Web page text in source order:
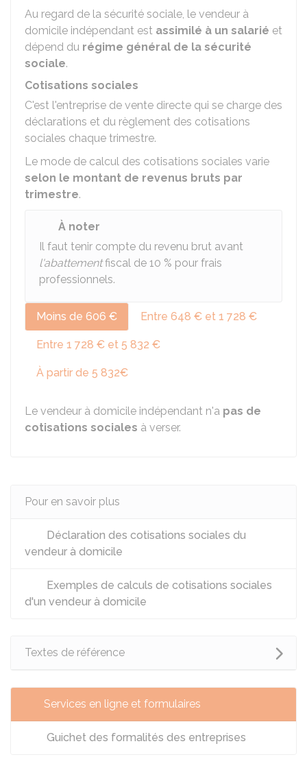
Au regard de la sécurité sociale, le vendeur à
domicile indépendant est assimilé à un salarié et
dépend du régime général de la sécurité
sociale.
Cotisations sociales
C'est l'entreprise de vente directe qui se charge des
déclarations et du règlement des cotisations
sociales chaque trimestre.
Le mode de calcul des cotisations sociales varie
selon le montant de revenus bruts par
trimestre.
À noter
Il faut tenir compte du revenu brut avant
l'abattementfiscal de 10 % pour frais
professionnels.
Moins de 606 € Entre 648 € et 1 728 €
Entre 1 728 € et 5 832 €
À partir de 5 832€
Le vendeur à domicile indépendant n'a pas de
cotisations sociales à verser.
Pour en savoir plus
Déclaration des cotisations sociales du
vendeur à domicile
Exemples de calculs de cotisations sociales
d'un vendeur à domicile
Textes de référence
Services en ligne et formulaires
Guichet des formalités des entreprises